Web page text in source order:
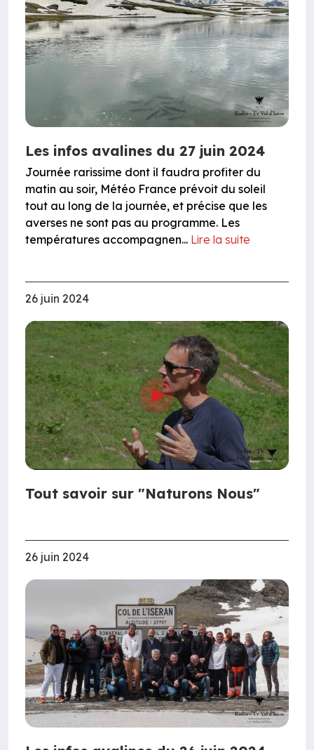
Les infos avalines du 27 juin 2024
Journée rarissime dont il faudra profiter du
matin au soir, Météo France prévoit du soleil
tout au long de la journée, et précise que les
averses ne sont pas au programme. Les
températures accompagnen... Lire la suite
26 juin 2024
Tout savoir sur "Naturons Nous"
26 juin 2024